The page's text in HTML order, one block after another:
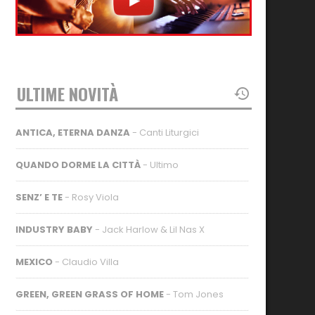
ULTIME NOVITÀ
ANTICA, ETERNA DANZA - Canti Liturgici
QUANDO DORME LA CITTÀ - Ultimo
SENZ’ E TE - Rosy Viola
INDUSTRY BABY - Jack Harlow & Lil Nas X
MEXICO - Claudio Villa
GREEN, GREEN GRASS OF HOME - Tom Jones